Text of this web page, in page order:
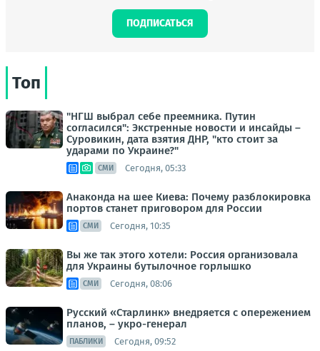
ПОДПИСАТЬСЯ
Топ
"НГШ выбрал себе преемника. Путин
согласился": Экстренные новости и инсайды –
Суровикин, дата взятия ДНР, "кто стоит за
ударами по Украине?"
СМИ Сегодня, 05:33
Анаконда на шее Киева: Почему разблокировка
портов станет приговором для России
СМИ Сегодня, 10:35
Вы же так этого хотели: Россия организовала
для Украины бутылочное горлышко
СМИ Сегодня, 08:06
Русский «Старлинк» внедряется с опережением
планов, – укро-генерал
ПАБЛИКИ Сегодня, 09:52